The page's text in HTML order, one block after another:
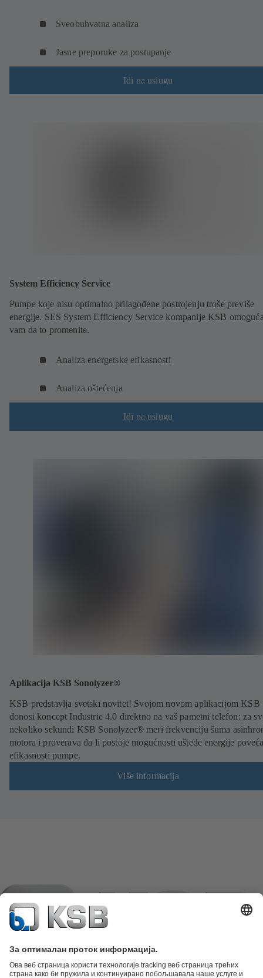
Sveobuhvatna analiza
Jasne preporuke za postupanje
Idi na uslugu
System Efficiency Service
Pumpe koje nisu optimalno prilagođene postrojenju troše previše
energije. SES System Efficiency Service kompanije KSB
vam da to promenite.
Analiza energetske efikasnosti
Analiza oštećenja
Idi na uslugu
Aplikacija KSB Sonolyzer®
KSB predstavlja svetski novitet! Svojom novom aplikacijom KSB
donosi koncept Industrie 4.0 direktno na vaš pametni telefon: za
nekoliko sekundi KSB Sonolyzer® meri frekvenciju šuma
motora i proverava da li postoje mogućnosti uštede energije
efikasnosti pumpe.
Više informacija